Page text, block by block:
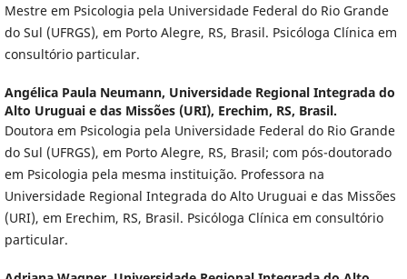
Mestre em Psicologia pela Universidade Federal do Rio Grande
do Sul (UFRGS), em Porto Alegre, RS, Brasil. Psicóloga Clínica em
consultório particular.
Angélica Paula Neumann, Universidade Regional Integrada do
Alto Uruguai e das Missões (URI), Erechim, RS, Brasil.
Doutora em Psicologia pela Universidade Federal do Rio Grande
do Sul (UFRGS), em Porto Alegre, RS, Brasil; com pós-doutorado
em Psicologia pela mesma instituição. Professora na
Universidade Regional Integrada do Alto Uruguai e das Missões
(URI), em Erechim, RS, Brasil. Psicóloga Clínica em consultório
particular.